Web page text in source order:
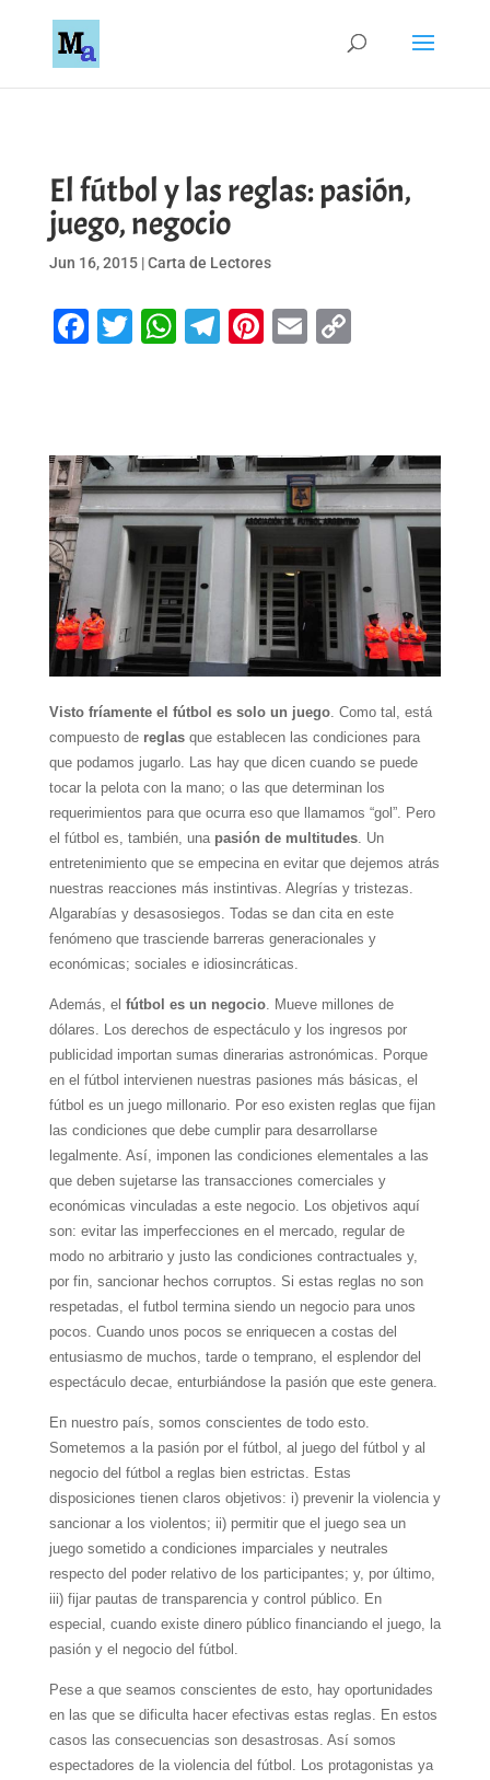
El fútbol y las reglas: pasión,
juego, negocio
Jun 16, 2015|Carta de Lectores
Facebook
Twitter
WhatsApp
Telegram
Pinterest
EmailCopy
Visto fríamente el fútbol es solo un juego. Como tal, está
compuesto de reglasque establecen las condiciones para
que podamos jugarlo. Las hay que dicen cuando se puede
tocar la pelota con la mano; o las que determinan los
requerimientos para que ocurra eso que llamamos “gol”. Pero
el fútbol es, también, una pasión de multitudes. Un
entretenimiento que se empecina en evitar que dejemos atrás
nuestras reacciones más instintivas. Alegrías y tristezas.
Algarabías y desasosiegos. Todas se dan cita en este
fenómeno que trasciende barreras generacionales y
económicas; sociales e idiosincráticas.
Además, el fútbol es un negocio. Mueve millones de
dólares. Los derechos de espectáculo y los ingresos por
publicidad importan sumas dinerarias astronómicas. Porque
en el fútbol intervienen nuestras pasiones más básicas, el
fútbol es un juego millonario. Por eso existen reglas que fijan
las condiciones que debe cumplir para desarrollarse
legalmente. Así, imponen las condiciones elementales a las
que deben sujetarse las transacciones comerciales y
económicas vinculadas a este negocio. Los objetivos aquí
son: evitar las imperfecciones en el mercado, regular de
modo no arbitrario y justo las condiciones contractuales y,
por fin, sancionar hechos corruptos. Si estas reglas no son
respetadas, el futbol termina siendo un negocio para unos
pocos. Cuando unos pocos se enriquecen a costas del
entusiasmo de muchos, tarde o temprano, el esplendor del
espectáculo decae, enturbiándose la pasión que este genera.
En nuestro país, somos conscientes de todo esto.
Sometemos a la pasión por el fútbol, al juego del fútbol y al
negocio del fútbol a reglas bien estrictas. Estas
disposiciones tienen claros objetivos: i) prevenir la violencia y
sancionar a los violentos; ii) permitir que el juego sea un
juego sometido a condiciones imparciales y neutrales
respecto del poder relativo de los participantes; y, por último,
iii) fijar pautas de transparencia y control público. En
especial, cuando existe dinero público financiando el juego, la
pasión y el negocio del fútbol.
Pese a que seamos conscientes de esto, hay oportunidades
en las que se dificulta hacer efectivas estas reglas. En estos
casos las consecuencias son desastrosas. Así somos
espectadores de la violencia del fútbol. Los protagonistas ya